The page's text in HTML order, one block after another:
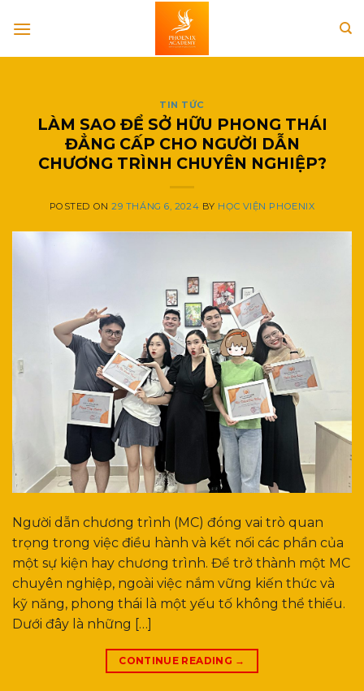
TIN TỨC
LÀM SAO ĐỂ SỞ HỮU PHONG THÁI
ĐẲNG CẤP CHO NGƯỜI DẪN
CHƯƠNG TRÌNH CHUYÊN NGHIỆP?
POSTED ON29 THÁNG 6, 2024 BY HỌC VIỆN PHOENIX
Người dẫn chương trình (MC) đóng vai trò quan
trọng trong việc điều hành và kết nối các phần của
một sự kiện hay chương trình. Để trở thành một MC
chuyên nghiệp, ngoài việc nắm vững kiến thức và
kỹ năng, phong thái là một yếu tố không thể thiếu.
Dưới đây là những […]
CONTINUE READING →